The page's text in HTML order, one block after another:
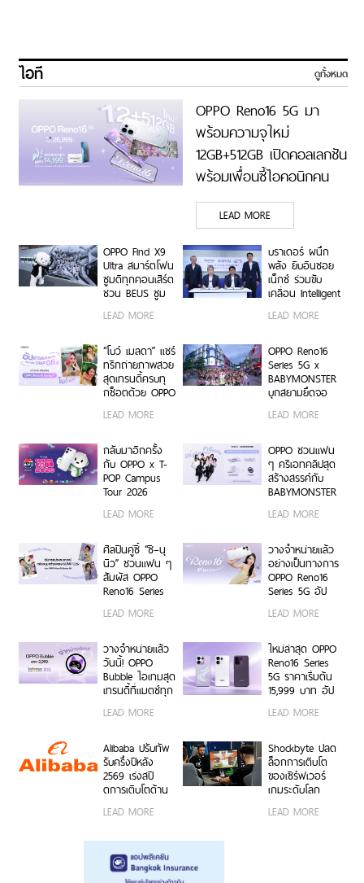
ไอที ดูทั้งหมด
OPPO Reno16 5G มา
พร้อมความจุใหม่
12GB+512GB เปิดคอลเลกชัน
พร้อมเพื่อนซี้ไอคอนิกคน
ล่าสุด Pingu Limited
Edition เติมความน่ารักทุก
โมเมนต์ เริ่ม 7 ส.ค. 69
LEAD MORE
OPPO Find X9
Ultra สมาร์ตโฟน
ซูมดีทุกคอนเสิร์ต
ชวน BEUS ซูม
เก็บทุกโมเมนต์
ความสนุกสุดคม
BUS LIGHT AS
ONE
LEAD MORE
บราเดอร์ ผนึก
พลัง ยิบอินซอย
เน็กซ์ ร่วมขับ
เคลื่อน Intelligent
Document
Transformation
Platform ยก
ระดับการจัดการ
ข้อมูลสู่ยุค
Digital-First
Enterprise
LEAD MORE
“โบว์ เมลดา” แชร์
ทริกถ่ายภาพสวย
สุดเทรนดี้ครบทุ
กช็อตด้วย OPPO
Reno16 Series
5G
LEAD MORE
OPPO Reno16
Series 5G x
BABYMONSTER
บุกสยามยึดจอ
ยักษ์ ส่งต่อแรง
บันดาลใจให้ทุก
เองได้เต็มที่ ผ่าน
OPPO K-POP
Star Random
Dance พร้อม
คลูซีฟ
LEAD MORE
กลับมาอีกครั้ง
กับ OPPO x T-
POP Campus
Tour 2026
เตรียมขนความ
สนุก บุก 6 รั้ว
ประเทศ ชวนเหล่า
นักศึกษา มา
Make Your
Moment กับ
Series 5G เร็ว ๆ
LEAD MORE
OPPO ชวนแฟน
ๆ ครีเอทคลิปสุด
สร้างสรรค์กับ
BABYMONSTER
ลุ้นรับบัตร
คอนเสิร์ตโซน VIP
Edition Gift Box
สุดเอ็กซ์คลูซีฟ
ร่วมสนุกได้ตั้งแต่
6 ก.ค. – 17 ส.ค.
LEAD MORE
ศิลปินคู่ซี้ “ซี–นุ
นิว” ชวนแฟน ๆ
สัมผัส OPPO
Reno16 Series
5G ผ่าน Live
Unbox พร้อม
กล้องมุมกว้าง
พิเศษ 50MP
0.6x เก็บทุก
โมเมนต์ โดดเด่น
LEAD MORE
วางจำหน่ายแล้ว
อย่างเป็นทางการ
OPPO Reno16
Series 5G อัป
เกรดกล้องมุม
กว้างพิเศษ
0.6x ถ่ายคนสวย
สีผิวเป็น
ธรรมชาติทั้งภาพ
นิ่งและวิดีโอ ใน
ราคาเริ่มต้นเพียง
15,999 บาท
สมนาคุณสุดคุ้ม
ค่า!
LEAD MORE
วางจำหน่ายแล้ว
วันนี้! OPPO
Bubble ไอเทมสุด
เทรนดี้ที่แมตช์ทุก
ไลฟ์สไตล์ เปิด 5
คุณสมบัติเด่น ใช้
งานได้ทั้งบนสมา
ร์ตโฟน OPPO
และระบบ iOS ใน
ราคา 2,999 บาท
LEAD MORE
ใหม่ล่าสุด OPPO
Reno16 Series
5G ราคาเริ่มต้น
15,999 บาท อัป
เกรดกล้องมุม
กว้างพิเศษ
สวยทั้งภาพและ
วิดีโอ พร้อม
ดีไซน์ดวงดาว 3
มิติ ครั้งแรกใน
LEAD MORE
Alibaba ปรับทัพ
รับครึ่งปีหลัง
2569 เร่งสปี
ดการเติบโตด้าน
AI ความพร้อม
ขององค์กร
และการขยาย
โครงสร้างพื้นฐาน
ทั่วโลก
LEAD MORE
Shockbyte ปลด
ล็อกการเติบโต
ของเซิร์ฟเวอร์
เกมระดับโลก
ด้วยขุมพลัง
เซิร์ฟเวอร์
LEAD MORE